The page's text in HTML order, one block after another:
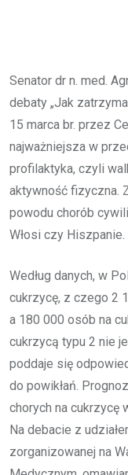
Senator dr n. med.
debaty „Jak
15 marca br. przez
najważniejsza w
profilaktyka, czyli
aktywność fizyczna.
powodu chorób
Włosi czy Hiszpanie.
Według danych, w
cukrzycę, z czego 2
a 180 000 osób na
cukrzycą typu 2 nie
poddaje się
do powikłań.
chorych na cukrzycę
Na debacie z
zorganizowanej na